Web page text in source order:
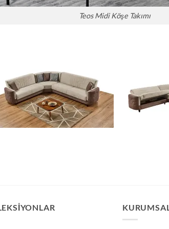
Teos Midi Köşe Takımı
KURUMSAL